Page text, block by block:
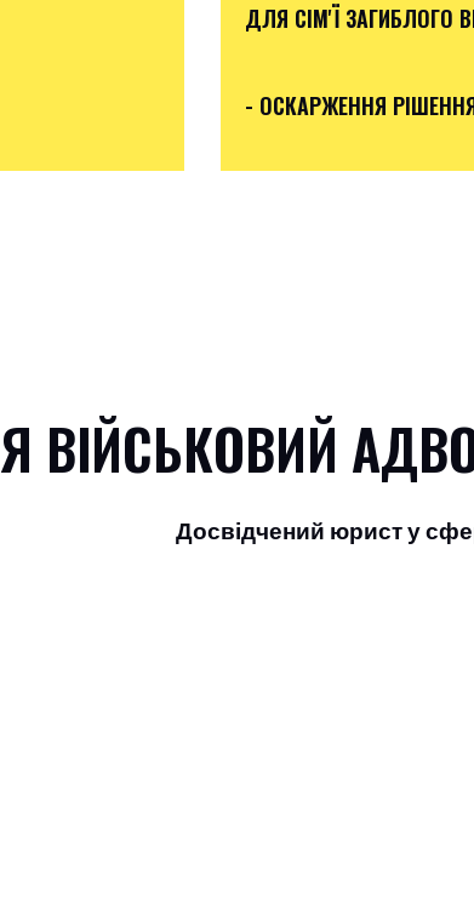
ДЛЯ СІМ'Ї ЗАГИБЛОГО
- ОСКАРЖЕННЯ
Я ВІЙСЬКОВИЙ
Досвідчений юрист у